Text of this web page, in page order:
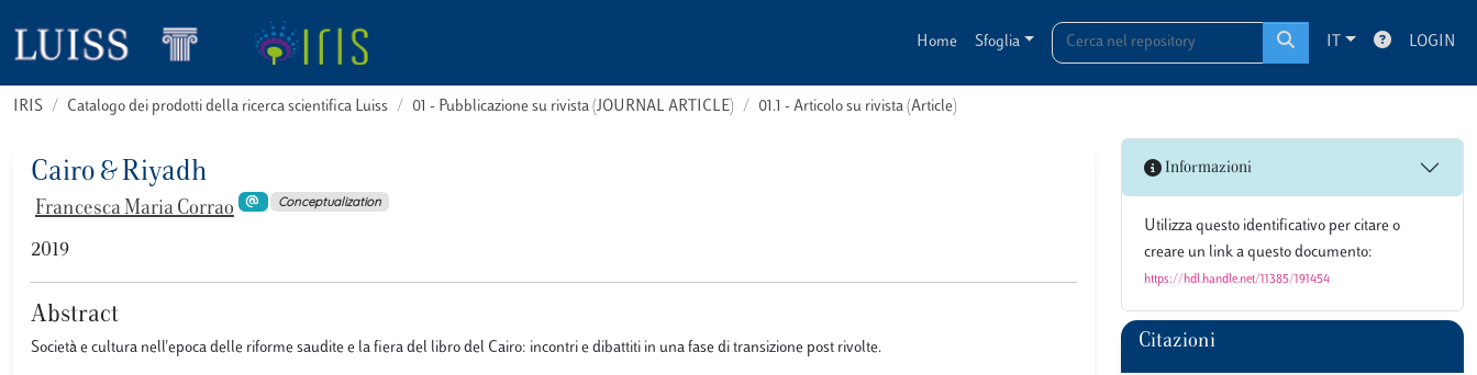
Home Sfoglia IT LOGIN
IRIS Catalogo dei prodotti della ricerca scientifica Luiss 01 - Pubblicazione su rivista (JOURNAL ARTICLE) 01.1 - Articolo su rivista (Article)
Cairo & Riyadh
Francesca Maria Corrao Conceptualization
2019
Abstract
Società e cultura nell'epoca delle riforme saudite e la fiera del libro del Cairo: incontri e dibattiti in una fase di transizione post rivolte.
Informazioni
Utilizza questo identificativo per citare o
creare un link a questo documento:
https://hdl.handle.net/11385/191454
Citazioni